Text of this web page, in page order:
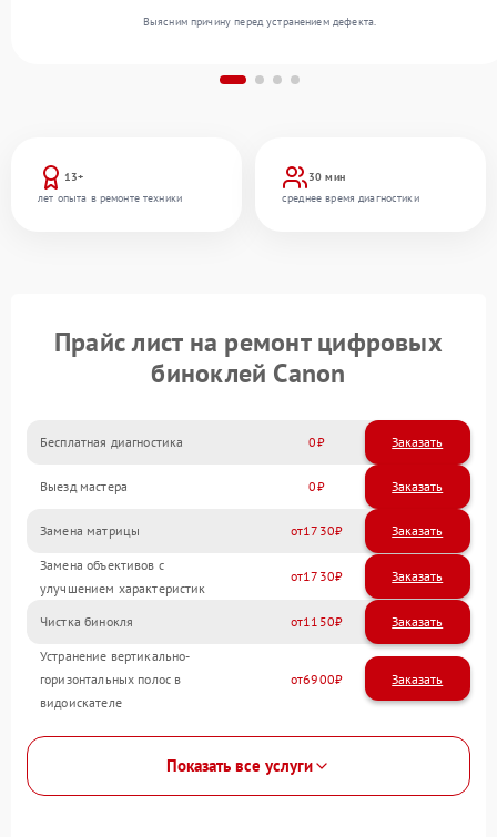
13+
лет опыта в ремонте техники
30 мин
среднее время диагностики
Выясним причину перед устранением дефекта.
Прайс лист на ремонт цифровых
биноклей Canon
Бесплатная диагностика 0 Заказать
Выезд мастера 0 Заказать
Замена матрицы 1730
Замена объективов с
улучшением характеристик
1730
Чистка бинокля 1150
Устранение вертикально-
горизонтальных полос в
видоискателе
6900
Показать все услуги